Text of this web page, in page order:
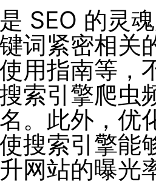
SEO 的灵
词紧密相关
用指南等，
索引擎爬虫
。此外，优
搜索引擎能
网站的曝光